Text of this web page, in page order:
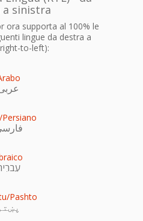
sinistra
ora supporta al 100% le
lingue da destra a
to-left):
Persiano
Pashto